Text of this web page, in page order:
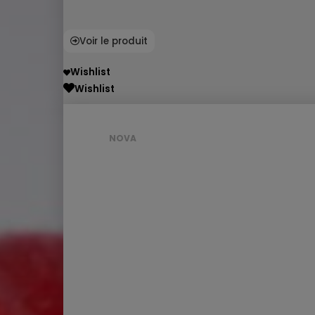
Voir le produit
Wishlist
Wishlist
NOVA